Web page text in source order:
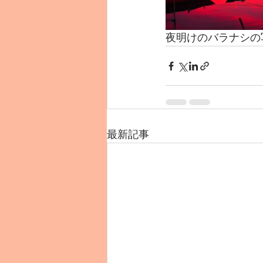
夜明けのバラナシ
最新記事